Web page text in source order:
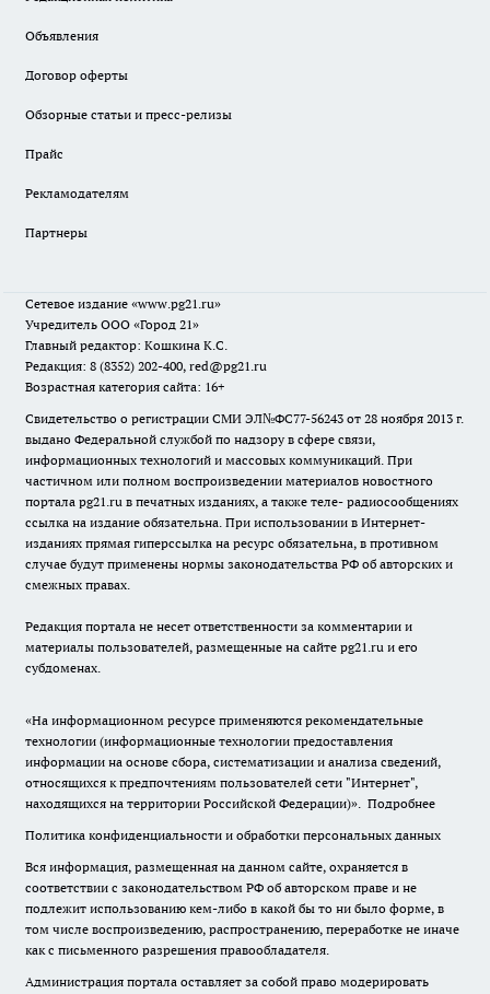
Объявления
Договор оферты
Обзорные статьи и пресс-релизы
Прайс
Рекламодателям
Партнеры
Сетевое издание «www.pg21.ru»
Учредитель ООО «Город 21»
Главный редактор: Кошкина К.С.
Редакция: 8 (8352) 202-400, red@pg21.ru
Возрастная категория сайта: 16+
Свидетельство о регистрации СМИ ЭЛ№ФС77-56243 от 28 ноября 2013 г.
выдано Федеральной службой по надзору в сфере связи,
информационных технологий и массовых коммуникаций. При
частичном или полном воспроизведении материалов новостного
портала pg21.ru в печатных изданиях, а также теле- радиосообщениях
ссылка на издание обязательна. При использовании в Интернет-
изданиях прямая гиперссылка на ресурс обязательна, в противном
случае будут применены нормы законодательства РФ об авторских и
смежных правах.
Редакция портала не несет ответственности за комментарии и
материалы пользователей, размещенные на сайте pg21.ru и его
субдоменах.
«На информационном ресурсе применяются рекомендательные
технологии (информационные технологии предоставления
информации на основе сбора, систематизации и анализа сведений,
относящихся к предпочтениям пользователей сети "Интернет",
находящихся на территории Российской Федерации)». Подробнее
Политика конфиденциальности и обработки персональных данных
Вся информация, размещенная на данном сайте, охраняется в
соответствии с законодательством РФ об авторском праве и не
подлежит использованию кем-либо в какой бы то ни было форме, в
том числе воспроизведению, распространению, переработке не иначе
как с письменного разрешения правообладателя.
Администрация портала оставляет за собой право модерировать